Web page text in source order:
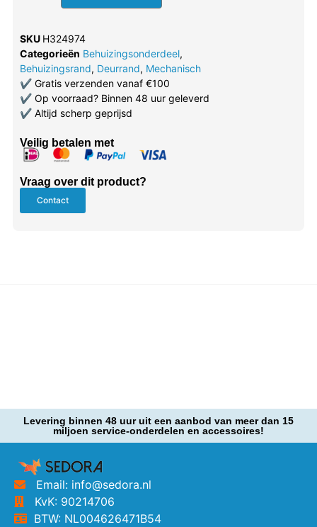
SKU H324974
Categorieën Behuizingsonderdeel,
Behuizingsrand, Deurrand, Mechanisch
✔Gratis verzenden vanaf €100
✔Op voorraad? Binnen 48 uur geleverd
✔Altijd scherp geprijsd
Veilig betalen met
Vraag over dit product?
Contact
Levering binnen 48 uur uit een aanbod van meer dan 15
miljoen service-onderdelen en accessoires!
Email: info@sedora.nl
KvK: 90214706
BTW: NL004626471B54